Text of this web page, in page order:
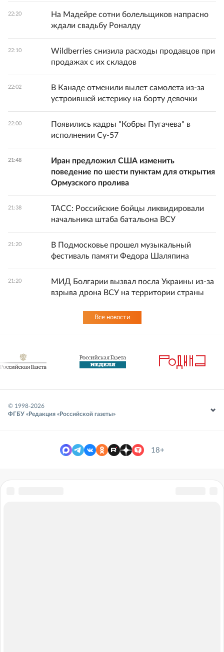
22:20
На Мадейре сотни болельщиков напрасно
ждали свадьбу Роналду
22:10
Wildberries снизила расходы продавцов при
продажах с их складов
22:02
В Канаде отменили вылет самолета из-за
устроившей истерику на борту девочки
22:00
Появились кадры "Кобры Пугачева" в
исполнении Су-57
21:48
Иран предложил США изменить
поведение по шести пунктам для открытия
Ормузского пролива
21:38
ТАСС: Российские бойцы ликвидировали
начальника штаба батальона ВСУ
21:20
В Подмосковье прошел музыкальный
фестиваль памяти Федора Шаляпина
21:20
МИД Болгарии вызвал посла Украины из-за
взрыва дрона ВСУ на территории страны
Все новости
© 1998-2026
ФГБУ «Редакция «Российской газеты»
18+